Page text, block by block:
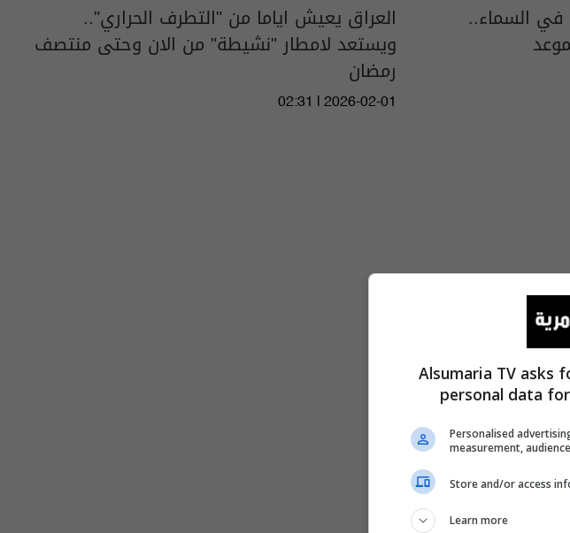
السماء.. العراق يعيش اياما من "التطرف الحراري"..
ويستعد لامطار "نشيطة" من الان وحتى منتصف
رمضان
02:31 | 2026-02-01
Alsumaria TV asks
personal data
Personalised
measurement,
Store and/or access
Learn more